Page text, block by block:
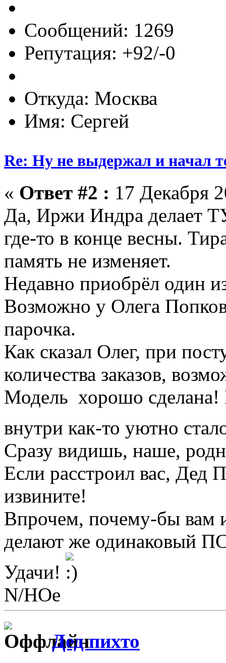
Сообщений: 1269
Репутация: +92/-0
Откуда: Москва
Имя: Сергей
Re: Ну не выдержал и начал
« Ответ #2 : 17 Декабря
Да, Иржи Индра делает
где-то в конце весны.
память не изменяет.
Недавно приобрёл один
Возможно у Олега
парочка.
Как сказал Олег, при
количества заказов,
Модель хорошо сделана!
внутри как-то уютно
Сразу видишь, наше,
Если расстроил вас, Дед
извините!
Впрочем, почему-бы вам
делают же одинаковый
Удачи!
N/НОе
Дед пихто